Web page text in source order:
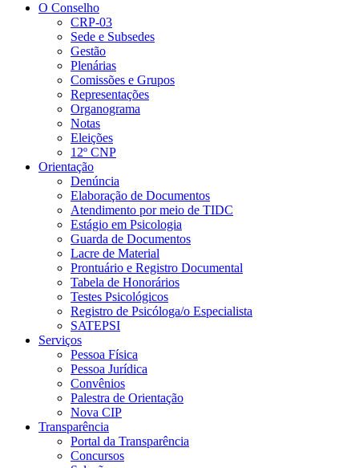
O Conselho
CRP-03
Sede e Subsedes
Gestão
Plenárias
Comissões e Grupos
Representações
Organograma
Notas
Eleições
12º CNP
Orientação
Denúncia
Elaboração de Documentos
Atendimento por meio de TIDC
Estágio em Psicologia
Guarda de Documentos
Lacre de Material
Prontuário e Registro Documental
Tabela de Honorários
Testes Psicológicos
Registro de Psicóloga/o Especialista
SATEPSI
Serviços
Pessoa Física
Pessoa Jurídica
Convênios
Palestra de Orientação
Nova CIP
Transparência
Portal da Transparência
Concursos